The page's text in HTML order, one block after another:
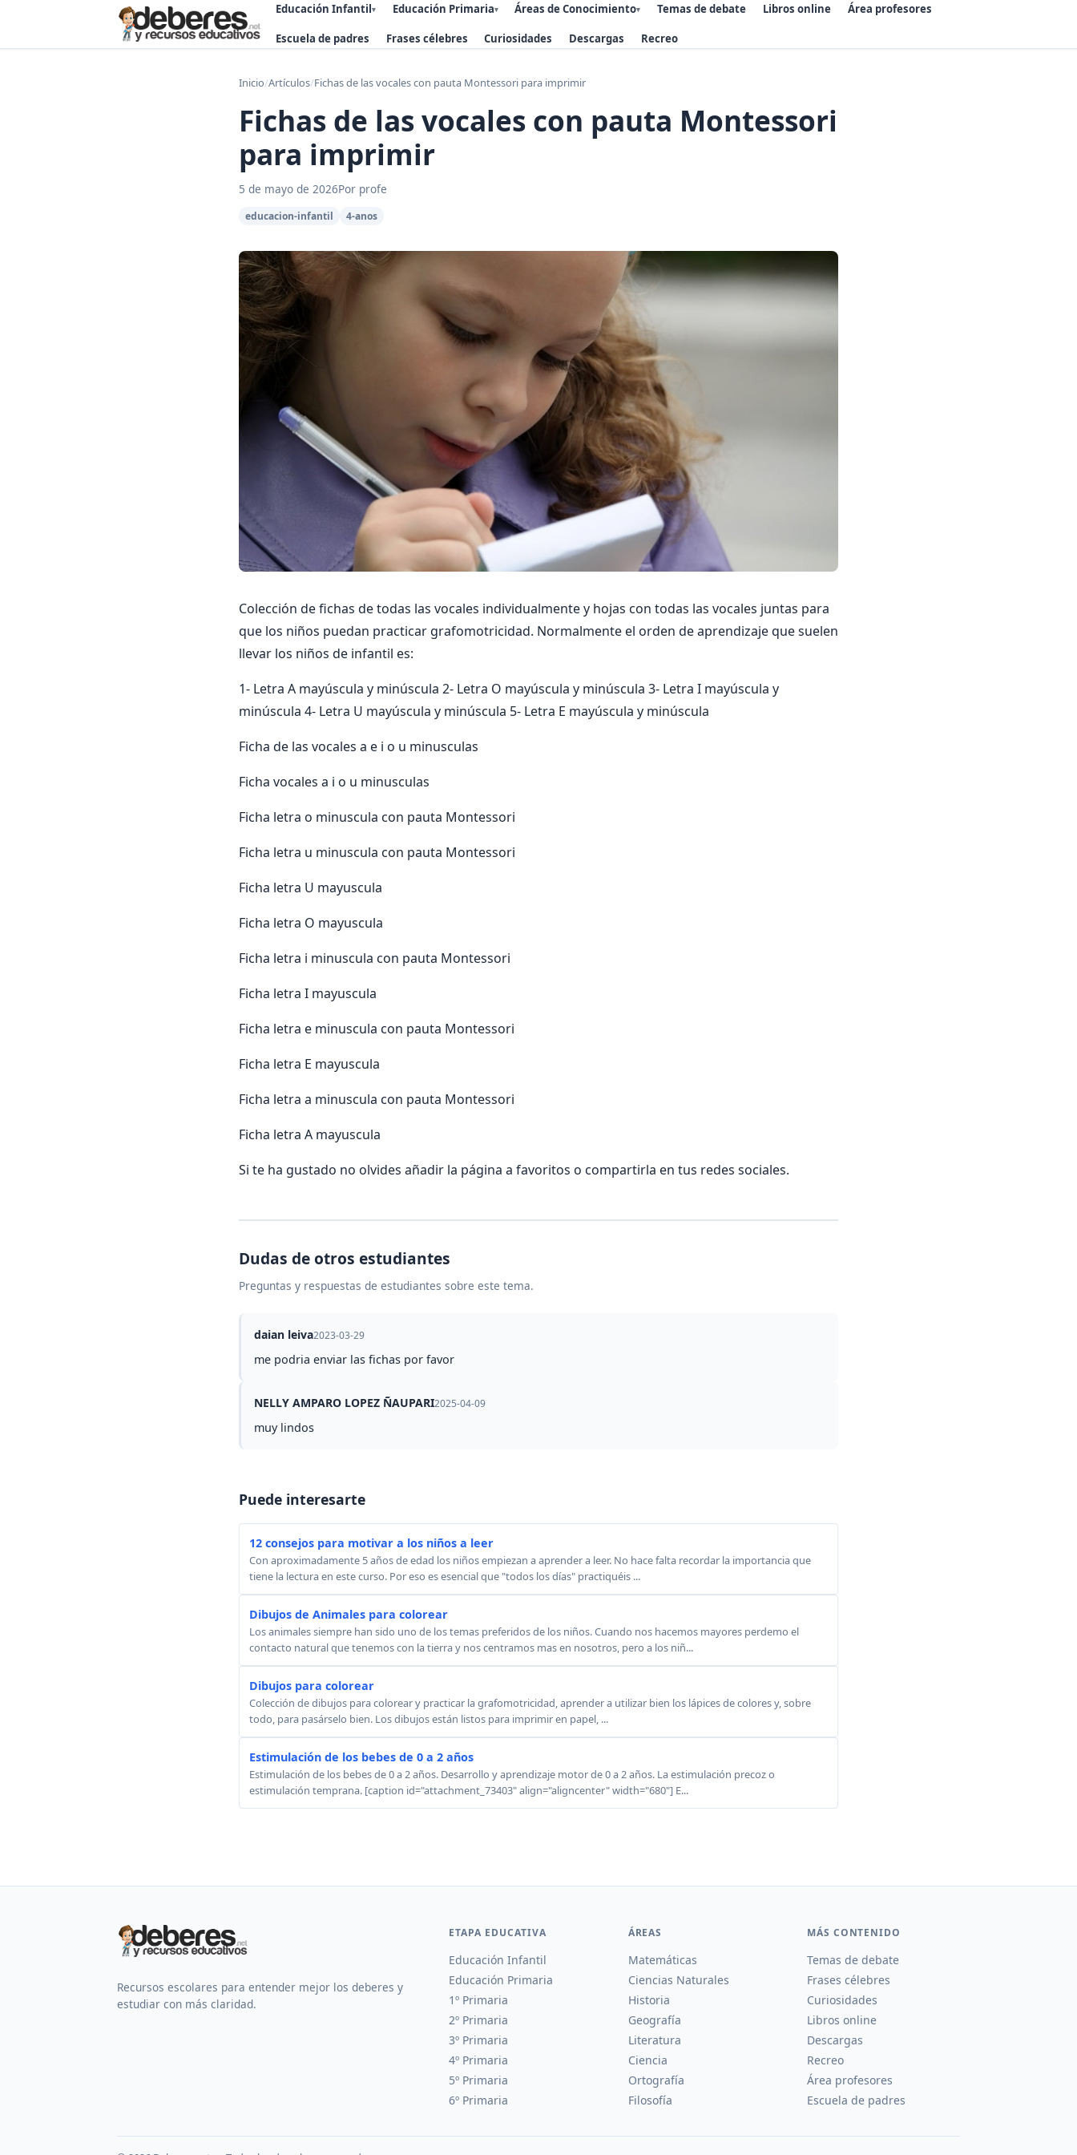
Educación Infantil▾ Educación Primaria▾ Áreas de Conocimiento▾ Temas de debate Libros online Área profesores
Escuela de padres Frases célebres Curiosidades Descargas Recreo
Inicio/Artículos/Fichas de las vocales con pauta Montessori para imprimir
Fichas de las vocales con pauta Montessori
para imprimir
5 de mayo de 2026Por profe
educacion-infantil 4-anos
Colección de fichas de todas las vocales individualmente y hojas con todas las vocales juntas para
que los niños puedan practicar grafomotricidad. Normalmente el orden de aprendizaje que suelen
llevar los niños de infantil es:
1- Letra A mayúscula y minúscula 2- Letra O mayúscula y minúscula 3- Letra I mayúscula y
minúscula 4- Letra U mayúscula y minúscula 5- Letra E mayúscula y minúscula
Ficha de las vocales a e i o u minusculas
Ficha vocales a i o u minusculas
Ficha letra o minuscula con pauta Montessori
Ficha letra u minuscula con pauta Montessori
Ficha letra U mayuscula
Ficha letra O mayuscula
Ficha letra i minuscula con pauta Montessori
Ficha letra I mayuscula
Ficha letra e minuscula con pauta Montessori
Ficha letra E mayuscula
Ficha letra a minuscula con pauta Montessori
Ficha letra A mayuscula
Si te ha gustado no olvides añadir la página a favoritos o compartirla en tus redes sociales.
Dudas de otros estudiantes
Preguntas y respuestas de estudiantes sobre este tema.
daian leiva2023-03-29
me podria enviar las fichas por favor
NELLY AMPARO LOPEZ ÑAUPARI2025-04-09
muy lindos
Puede interesarte
12 consejos para motivar a los niños a leer
Con aproximadamente 5 años de edad los niños empiezan a aprender a leer. No hace falta recordar la importancia que
tiene la lectura en este curso. Por eso es esencial que "todos los días" practiquéis ...
Dibujos de Animales para colorear
Los animales siempre han sido uno de los temas preferidos de los niños. Cuando nos hacemos mayores perdemo el
contacto natural que tenemos con la tierra y nos centramos mas en nosotros, pero a los niñ...
Dibujos para colorear
Colección de dibujos para colorear y practicar la grafomotricidad, aprender a utilizar bien los lápices de colores y, sobre
todo, para pasárselo bien. Los dibujos están listos para imprimir en papel, ...
Estimulación de los bebes de 0 a 2 años
Estimulación de los bebes de 0 a 2 años. Desarrollo y aprendizaje motor de 0 a 2 años. La estimulación precoz o
estimulación temprana. [caption id="attachment_73403" align="aligncenter" width="680"] E...
Recursos escolares para entender mejor los deberes y
estudiar con más claridad.
ETAPA EDUCATIVA
Educación Infantil
Educación Primaria
1º Primaria
2º Primaria
3º Primaria
4º Primaria
5º Primaria
6º Primaria
ÁREAS
Matemáticas
Ciencias Naturales
Historia
Geografía
Literatura
Ciencia
Ortografía
Filosofía
MÁS CONTENIDO
Temas de debate
Frases célebres
Curiosidades
Libros online
Descargas
Recreo
Área profesores
Escuela de padres